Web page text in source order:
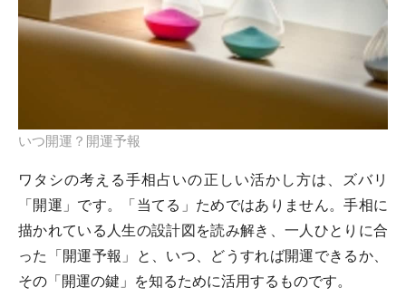
いつ開運？開運予報
ワタシの考える手相占いの正しい活かし方は、ズバリ
「開運」です。「当てる」ためではありません。手相に
描かれている人生の設計図を読み解き、一人ひとりに合
った「開運予報」と、いつ、どうすれば開運できるか、
その「開運の鍵」を知るために活用するものです。